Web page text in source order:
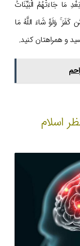
مَا جَاءَتْهُمُ الْبَیِّنَاتُ
کَفَرَ ۚ وَلَوْ شَاءَ اللَّهُ مَا
و همراهتان کنید.
اسلام